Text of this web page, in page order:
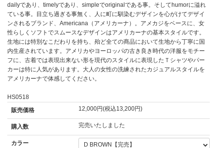
dailyであり、timelyであり、simpleでoriginalである事。そしてhumorに溢れ
ている事。目立ち過ぎる事無く、人に町に馴染むデザインを心がけてデザイ
ンされるブランド、Americana（アメリカーナ）。アメカジをベースに、女
性らしくソフトでスムースなデザインはアメリカーナの基本スタイルです。
生地には特別なこだわりを持ち、殆ど全ての商品において生地から丁寧に国
内生産されています。アメリカやヨーロッパの古き良き時代の洋服をモチー
フに、古着では表現出来ない形を現代のスタイルに表現したＴシャツやパー
カーは特に人気があります。大人の女性の洗練されたカジュアルスタイルを
アメリカーナで体感してください。
HS0518
販売価格
12,000円(税込13,200円)
購入数 完売いたしました
カラー